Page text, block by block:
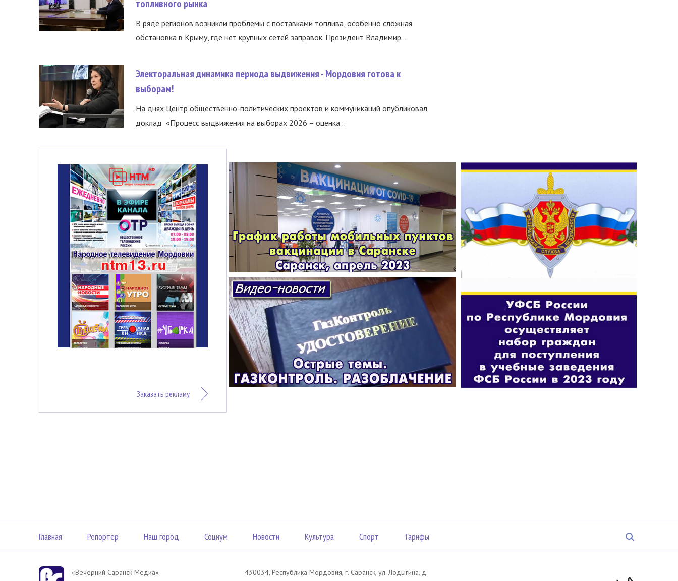
топливного рынка
В ряде регионов возникли проблемы с поставками топлива, особенно сложная
обстановка в Крыму, где нет крупных сетей заправок. Президент Владимир...
Электоральная динамика периода выдвижения - Мордовия готова к
выборам!
На днях Центр общественно-политических проектов и коммуникаций опубликовал
доклад «Процесс выдвижения на выборах 2026 – оценка...
Заказать рекламу
Главная Репортер Наш город Социум Новости Культура Спорт Тарифы
«Вечерний Саранск Mедиа»
430034, Республика Мордовия, г. Саранск, ул. Лодыгина, д.